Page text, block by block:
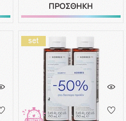
ΠΡΟΣΘΗΚΗ